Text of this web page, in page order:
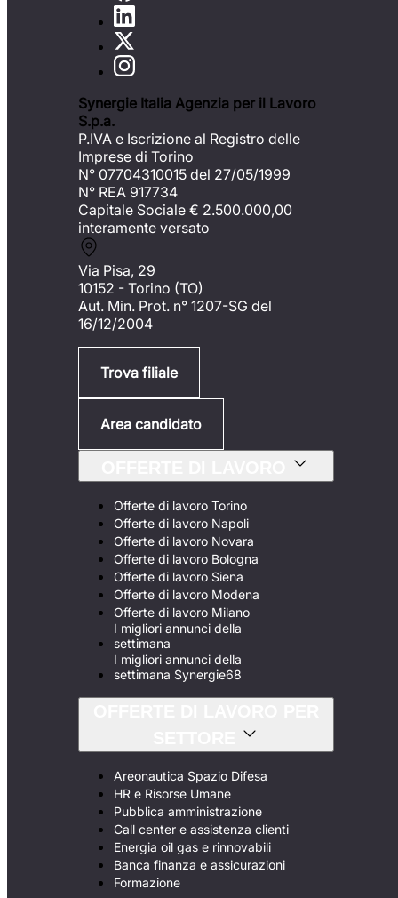
Synergie Italia Agenzia per il Lavoro
S.p.a.
P.IVA e Iscrizione al Registro delle
Imprese di Torino
N° 07704310015 del 27/05/1999
N° REA 917734
Capitale Sociale € 2.500.000,00
interamente versato
Via Pisa, 29
10152 - Torino (TO)
Aut. Min. Prot. n° 1207-SG del
16/12/2004
Trova filiale
Area candidato
Offerte di lavoro Torino
Offerte di lavoro Napoli
Offerte di lavoro Novara
Offerte di lavoro Bologna
Offerte di lavoro Siena
Offerte di lavoro Modena
Offerte di lavoro Milano
I migliori annunci della
settimana
I migliori annunci della
settimana Synergie68
Areonautica Spazio Difesa
HR e Risorse Umane
Pubblica amministrazione
Call center e assistenza clienti
Energia oil gas e rinnovabili
Banca finanza e assicurazioni
Formazione